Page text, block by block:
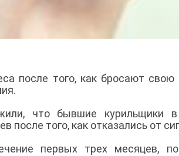
после того, как бросают свою
что бывшие курильщики
того, как отказались от
первых трех месяцев,